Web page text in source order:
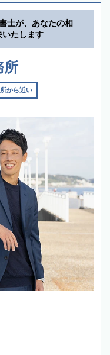
士が、あなたの相
いたします
所
から近い